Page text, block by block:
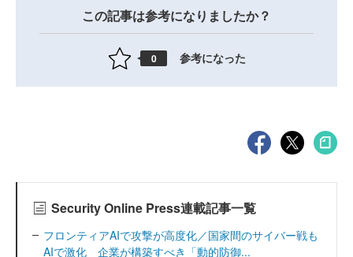
この記事は参考になりましたか？
0 参考になった
Security Online Press連載記事一覧
フロンティアAIで攻撃が高度化／国家間のサイバー戦も
AIで激化 企業が構築すべき「動的防御...